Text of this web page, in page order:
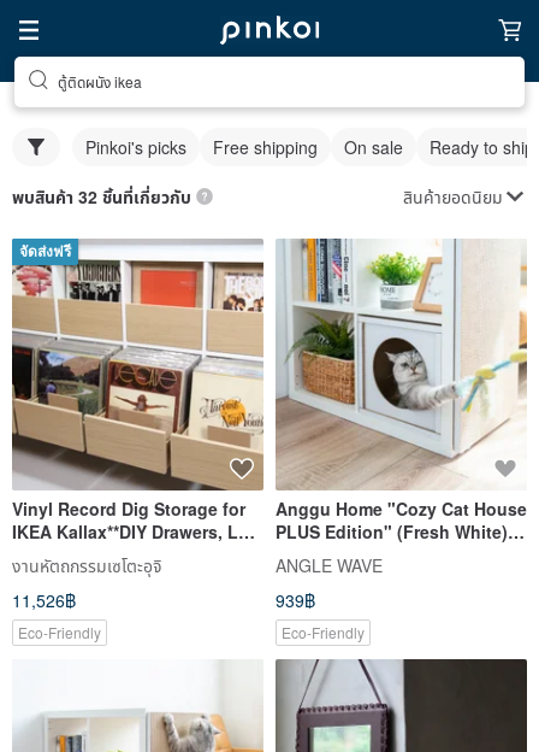
ตู้ติดผนัง ikea
Pinkoi's picks Free shipping On sale Ready to ship
พบสินค้า 32 ชิ้นที่เกี่ยวกับ สินค้ายอดนิยม
จัดส่งฟรี
Vinyl Record Dig Storage for
IKEA Kallax**DIY Drawers, LP
Cabinet, Dj Insert Box
งานหัตถกรรมเซโตะอุจิ
11,526฿
Eco-Friendly
Anggu Home "Cozy Cat House
PLUS Edition" (Fresh White) /
Compatible with IKEA KALLAX
ANGLE WAVE
939฿
Eco-Friendly